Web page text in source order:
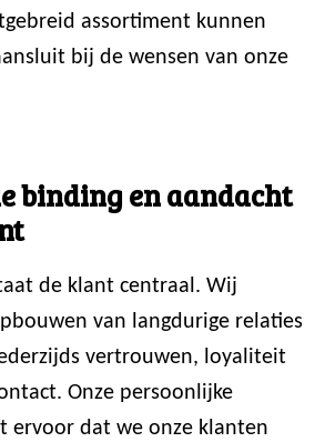
assortiment kunnen
bij de wensen van onze
binding en aandacht
de klant centraal. Wij
van langdurige relaties
vertrouwen, loyaliteit
Onze persoonlijke
ervoor dat we onze klanten